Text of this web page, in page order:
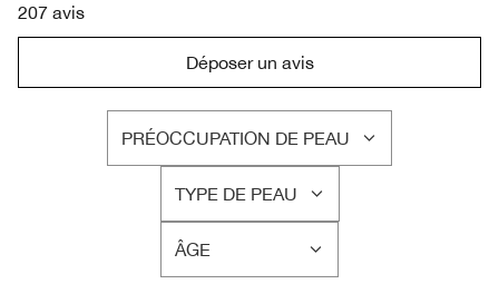
207 avis
Déposer un avis
PRÉOCCUPATION DE PEAU
FRANÇAIS
TYPE DE PEAU
FRANÇAIS
ÂGE
FRANÇAIS